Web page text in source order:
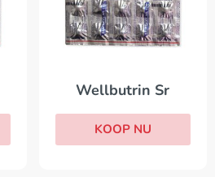
Wellbutrin Sr
KOOP NU